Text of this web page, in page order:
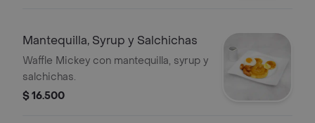
Mantequilla, Syrup y Salchichas
Waffle Mickey con mantequilla, syrup y
salchichas.
$ 16.500